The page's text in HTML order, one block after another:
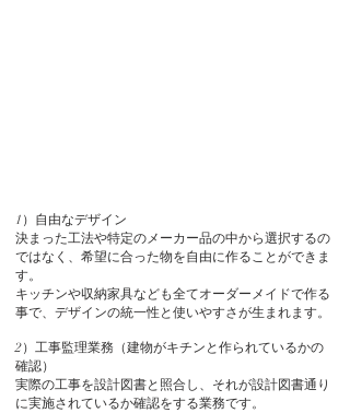
1）自由なデザイン
決まった工法や特定のメーカー品の中から選択するの
ではなく、希望に合った物を自由に作ることができま
す。
キッチンや収納家具なども全てオーダーメイドで作る
事で、デザインの統一性と使いやすさが生まれます。
2） 工事監理業務（建物がキチンと作られているかの
確認）
実際の工事を設計図書と照合し、それが設計図書通り
に実施されているか確認をする業務です。